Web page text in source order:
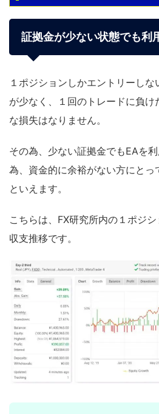
証拠金が少ない状態でも利
１ポジションしかエントリーし
が少なく、１回のトレードに負け
な損失はなりません。
その為、少ない証拠金でもEAを
為、資金的に余裕がない方にとっ
といえます。
こちらは、FX研究所内の１ポジ
収支推移です。